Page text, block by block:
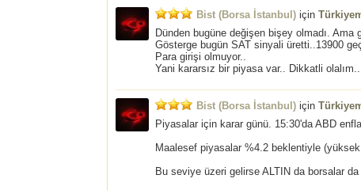
Bist (Borsa İstanbul) için
Dünden bugüne değişen bişey olmadı. Ama
Gösterge bugün SAT sinyali üretti..13900
Para girişi olmuyor..
Yani kararsız bir piyasa var.. Dikkatli
Bist (Borsa İstanbul) için
Piyasalar için karar günü. 15:30'da ABD
Maalesef piyasalar %4.2 beklentiyle
Bu seviye üzeri gelirse ALTIN da borsalar